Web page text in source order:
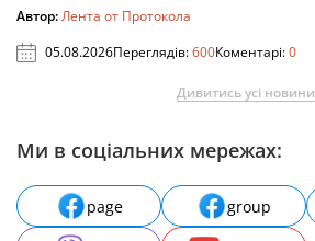
Автор:Лента от Протокола
05.08.2026Переглядів:600Коментарі:0
Дивитись усі новини
Ми в соціальних мережах:
page group